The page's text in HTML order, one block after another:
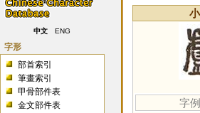
中文 ENG
字形
部首索引
筆畫索引
甲骨部件表
金文部件表
字